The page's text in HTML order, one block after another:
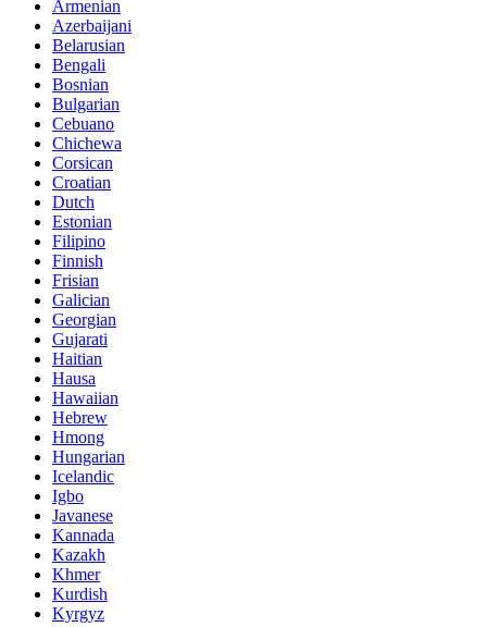
Armenian
Azerbaijani
Belarusian
Bengali
Bosnian
Bulgarian
Cebuano
Chichewa
Corsican
Croatian
Dutch
Estonian
Filipino
Finnish
Frisian
Galician
Georgian
Gujarati
Haitian
Hausa
Hawaiian
Hebrew
Hmong
Hungarian
Icelandic
Igbo
Javanese
Kannada
Kazakh
Khmer
Kurdish
Kyrgyz